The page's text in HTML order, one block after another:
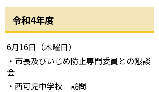
令和4年度
6月16日（木曜日）
・市長及びいじめ防止専門委員との懇談
会
・西可児中学校 訪問